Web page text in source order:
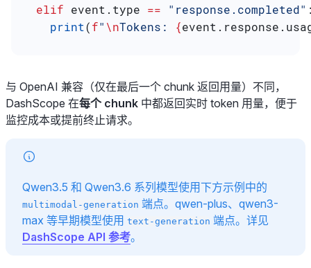
  elif
event.type == "response.completed"
    print
(f" \nTokens: {
与 OpenAI 兼容（仅在最后一个 chunk 返回用量）不同，
DashScope 在每个 chunk 中都返回实时 token 用量，便于
监控成本或提前终止请求。
Qwen3.5 和 Qwen3.6 系列模型使用下方示例中的
multimodal-generation 端点。qwen-plus、qwen3-
max 等早期模型使用 text-generation 端点。详见
DashScope API 参考。